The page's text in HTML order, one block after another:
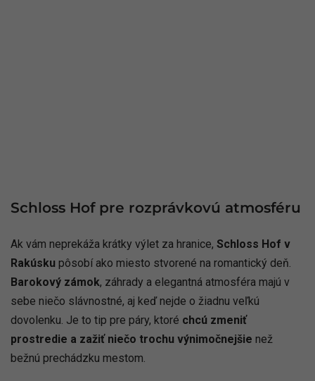
Schloss Hof pre rozprávkovú atmosféru
Ak vám neprekáža krátky výlet za hranice, Schloss Hof v
Rakúsku pôsobí ako miesto stvorené na romantický deň.
Barokový zámok, záhrady a elegantná atmosféra majú v
sebe niečo slávnostné, aj keď nejde o žiadnu veľkú
dovolenku. Je to tip pre páry, ktoré chcú zmeniť
prostredie a zažiť niečo trochu výnimočnejšie než
bežnú prechádzku mestom.